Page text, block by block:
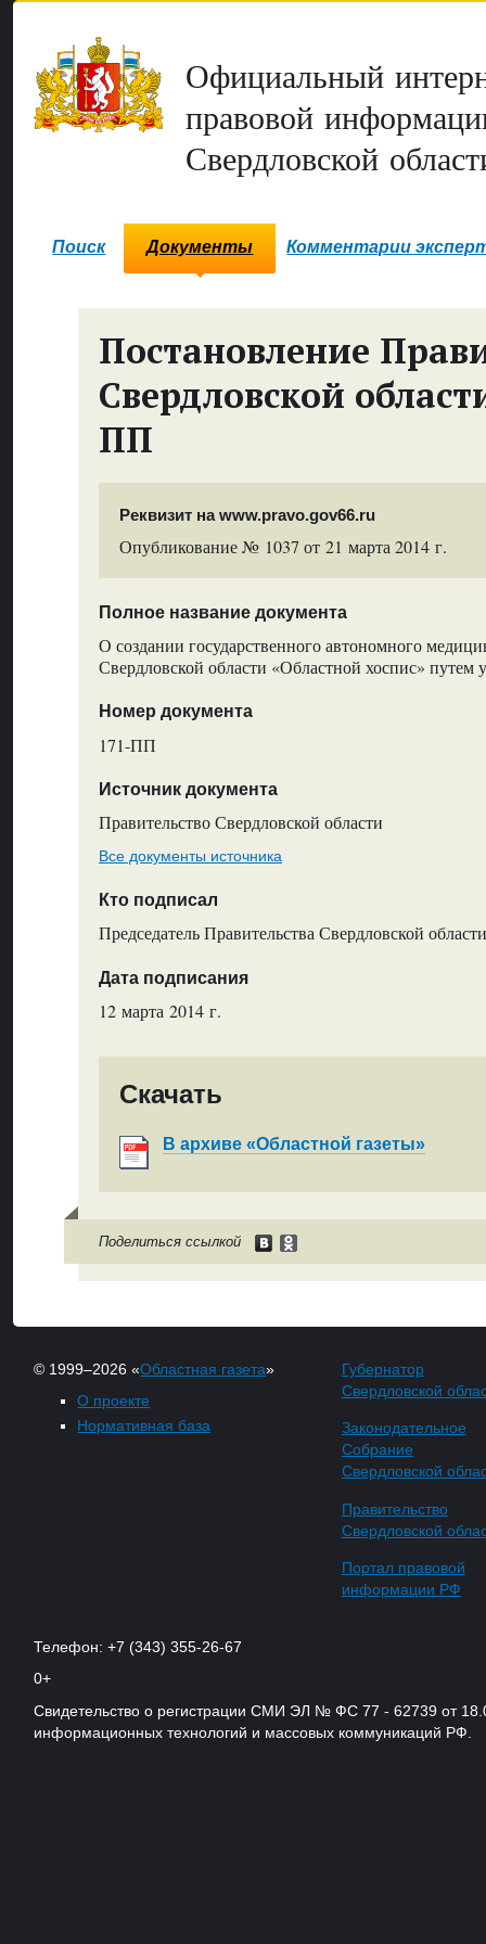
Официальный
правовой
Свердловской
Поиск Документы Комментарии
Постановление
Свердловской
ПП
Реквизит на www.pravo.gov66.ru
Опубликование № 1037 от 21 марта 2014 г.
Полное название документа
О создании государственного автономного
Свердловской области «Областной хоспис» путем
Номер документа
171-ПП
Источник документа
Правительство Свердловской области
Все документы источника
Кто подписал
Председатель Правительства Свердловской
Дата подписания
12 марта 2014 г.
Скачать
В архиве «Областной газеты»
Поделиться ссылкой
© 1999–2026 «Областная газета»
О проекте
Нормативная база
Губернатор
Свердловской
Законодательное
Собрание
Свердловской
Правительство
Свердловской
Портал правовой
информации РФ
Телефон: +7 (343) 355-26-67
0+
Свидетельство о регистрации СМИ ЭЛ № ФС 77 - 62739 от
информационных технологий и массовых коммуникаций РФ.